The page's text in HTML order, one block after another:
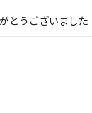
とうございました